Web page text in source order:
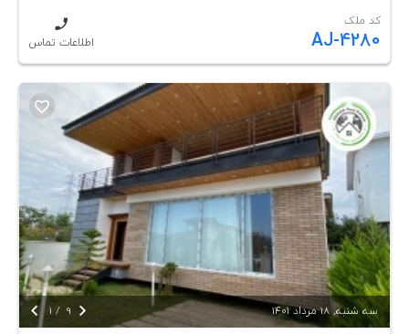
کد ملک
AJ-4280 اطلاعات تماس
  سه شنبه, 18 مرداد 1401 9
/
1